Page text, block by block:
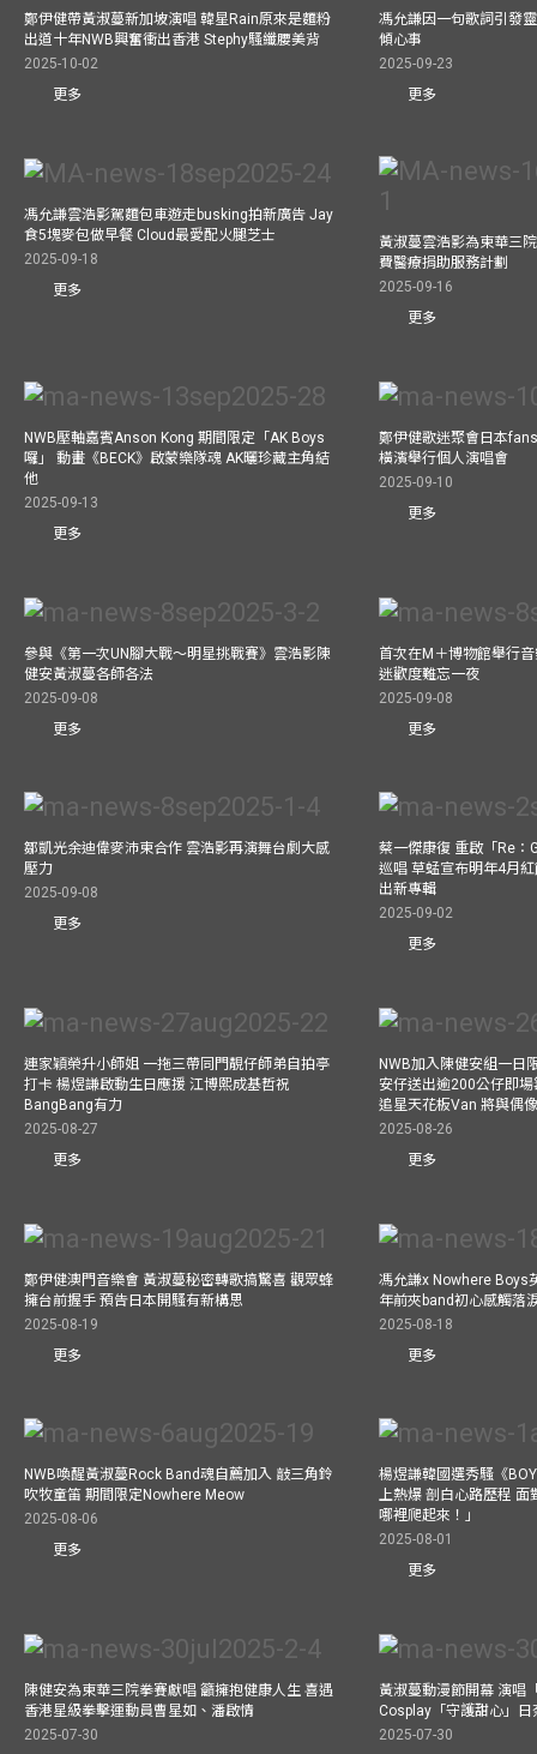
鄭伊健帶黃淑蔓新加坡演唱 韓星Rain原來是麵粉
出道十年NWB興奮衝出香港 Stephy騷纖腰美背
2025-10-02
更多
馮允謙因一句歌詞引發
傾心事
2025-09-23
更多
馮允謙雲浩影駕麵包車遊走busking拍新廣告 Jay
食5塊麥包做早餐 Cloud最愛配火腿芝士
2025-09-18
更多
黃淑蔓雲浩影為東華三
費醫療捐助服務計劃
2025-09-16
更多
NWB壓軸嘉賓Anson Kong 期間限定「AK Boys
囉」 動畫《BECK》啟蒙樂隊魂 AK曬珍藏主角結
他
2025-09-13
更多
鄭伊健歌迷聚會日本
橫濱舉行個人演唱會
2025-09-10
更多
參與《第一次UN腳大戰～明星挑戰賽》雲浩影陳
健安黃淑蔓各師各法
2025-09-08
更多
首次在M＋博物館舉行
迷歡度難忘一夜
2025-09-08
更多
鄒凱光余迪偉麥沛東合作 雲浩影再演舞台劇大感
壓力
2025-09-08
更多
蔡一傑康復 重啟「Re：
巡唱 草蜢宣布明年4月
出新專輯
2025-09-02
更多
連家穎榮升小師姐 一拖三帶同門靚仔師弟自拍亭
打卡 楊煜謙啟動生日應援 江博熙成基哲祝
BangBang有力
2025-08-27
更多
NWB加入陳健安組一日
安仔送出逾200公仔即
追星天花板Van 將與偶
2025-08-26
更多
鄭伊健澳門音樂會 黃淑蔓秘密轉歌搞驚喜 觀眾蜂
擁台前握手 預告日本開騷有新構思
2025-08-19
更多
馮允謙x Nowhere Boys
年前夾band初心感觸落
2025-08-18
更多
NWB喚醒黃淑蔓Rock Band魂自薦加入 敲三角鈴
吹牧童笛 期間限定Nowhere Meow
2025-08-06
更多
楊煜謙韓國選秀騷《
上熱爆 剖白心路歷程 面
哪裡爬起來！」
2025-08-01
更多
陳健安為東華三院拳賽獻唱 籲擁抱健康人生 喜遇
香港星級拳擊運動員曹星如、潘啟情
2025-07-30
黃淑蔓動漫節開幕 演唱
Cosplay「守護甜心」
2025-07-30